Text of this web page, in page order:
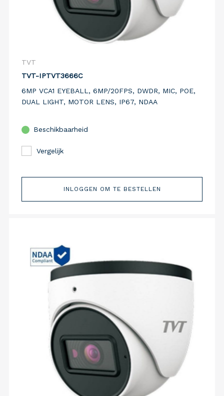
TVT
TVT-IPTVT3666C
6MP VCA1 EYEBALL, 6MP/20FPS, DWDR, MIC, POE,
DUAL LIGHT, MOTOR LENS, IP67, NDAA
Beschikbaarheid
Vergelijk
INLOGGEN OM TE BESTELLEN